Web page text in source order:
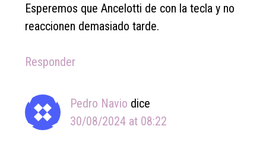
Esperemos que Ancelotti de con la tecla y no
reaccionen demasiado tarde.
Responder
Pedro Navio dice
30/08/2024 at 08:22